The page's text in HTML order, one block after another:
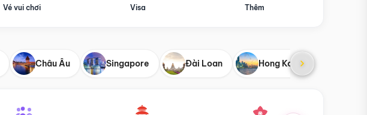
Vé vui chơi Visa Thêm
Châu Âu Singapore Đài Loan Hong Kong